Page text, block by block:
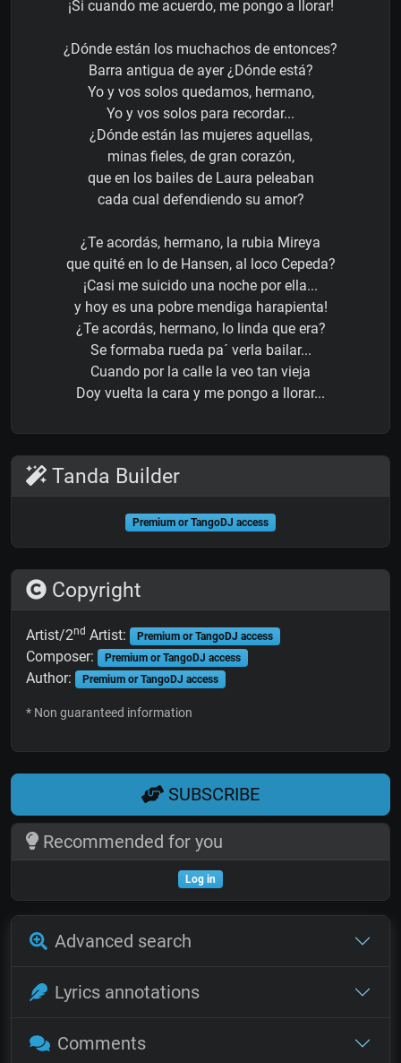
¡Si cuando me acuerdo, me pongo a llorar!
¿Dónde están los muchachos de entonces?
Barra antigua de ayer ¿Dónde está?
Yo y vos solos quedamos, hermano,
Yo y vos solos para recordar...
¿Dónde están las mujeres aquellas,
minas fieles, de gran corazón,
que en los bailes de Laura peleaban
cada cual defendiendo su amor?
¿Te acordás, hermano, la rubia Mireya
que quité en lo de Hansen, al loco Cepeda?
¡Casi me suicido una noche por ella...
y hoy es una pobre mendiga harapienta!
¿Te acordás, hermano, lo linda que era?
Se formaba rueda pa´ verla bailar...
Cuando por la calle la veo tan vieja
Doy vuelta la cara y me pongo a llorar...
Tanda Builder
Premium or TangoDJ access
Copyright
Artist/2nd Artist: Premium or TangoDJ access
Composer: Premium or TangoDJ access
Author: Premium or TangoDJ access
* Non guaranteed information
SUBSCRIBE
Recommended for you
Log in
Advanced search
Lyrics annotations
Comments